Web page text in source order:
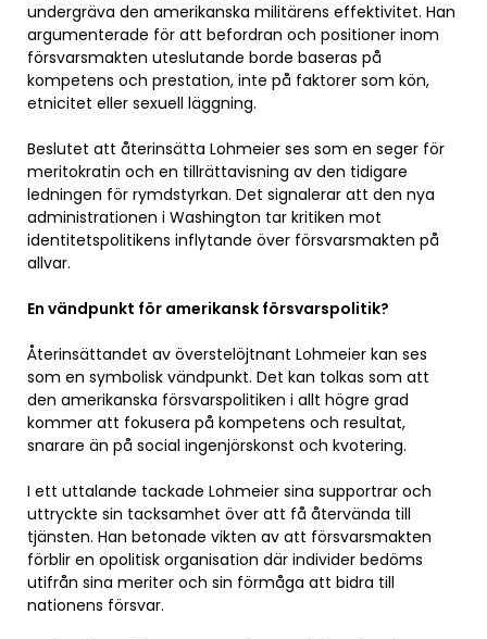
undergräva den amerikanska militärens effektivitet. Han
argumenterade för att befordran och positioner inom
försvarsmakten uteslutande borde baseras på
kompetens och prestation, inte på faktorer som kön,
etnicitet eller sexuell läggning.
Beslutet att återinsätta Lohmeier ses som en seger för
meritokratin och en tillrättavisning av den tidigare
ledningen för rymdstyrkan. Det signalerar att den nya
administrationen i Washington tar kritiken mot
identitetspolitikens inflytande över försvarsmakten på
allvar.
En vändpunkt för amerikansk försvarspolitik?
Återinsättandet av överstelöjtnant Lohmeier kan ses
som en symbolisk vändpunkt. Det kan tolkas som att
den amerikanska försvarspolitiken i allt högre grad
kommer att fokusera på kompetens och resultat,
snarare än på social ingenjörskonst och kvotering.
I ett uttalande tackade Lohmeier sina supportrar och
uttryckte sin tacksamhet över att få återvända till
tjänsten. Han betonade vikten av att försvarsmakten
förblir en opolitisk organisation där individer bedöms
utifrån sina meriter och sin förmåga att bidra till
nationens försvar.